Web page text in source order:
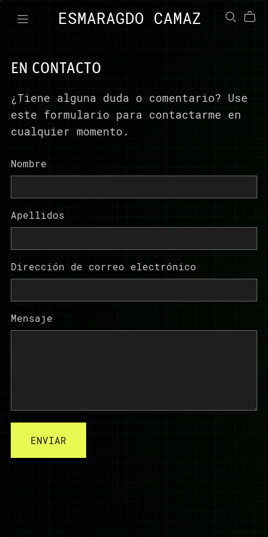
ESMARAGDO CAMAZ
EN CONTACTO
¿Tiene alguna duda o comentario? Use
este formulario para contactarme en
cualquier momento.
Nombre
Apellidos
Dirección de correo electrónico
Mensaje
ENVIAR